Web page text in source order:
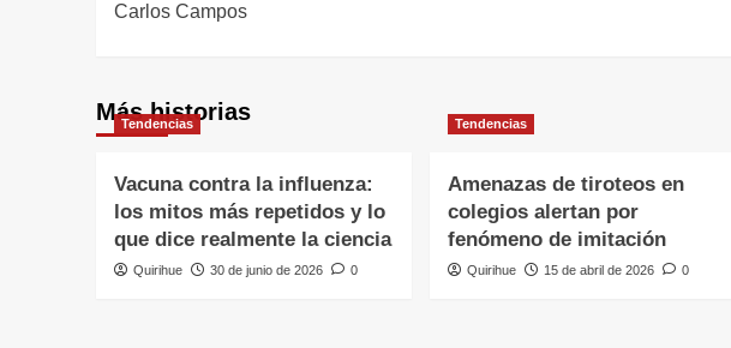
Carlos Campos
Más historias
Tendencias
Vacuna contra la influenza:
los mitos más repetidos y lo
que dice realmente la ciencia
Quirihue 30 de junio de 2026 0
Tendencias
Amenazas de tiroteos en
colegios alertan por
fenómeno de imitación
Quirihue 15 de abril de 2026 0